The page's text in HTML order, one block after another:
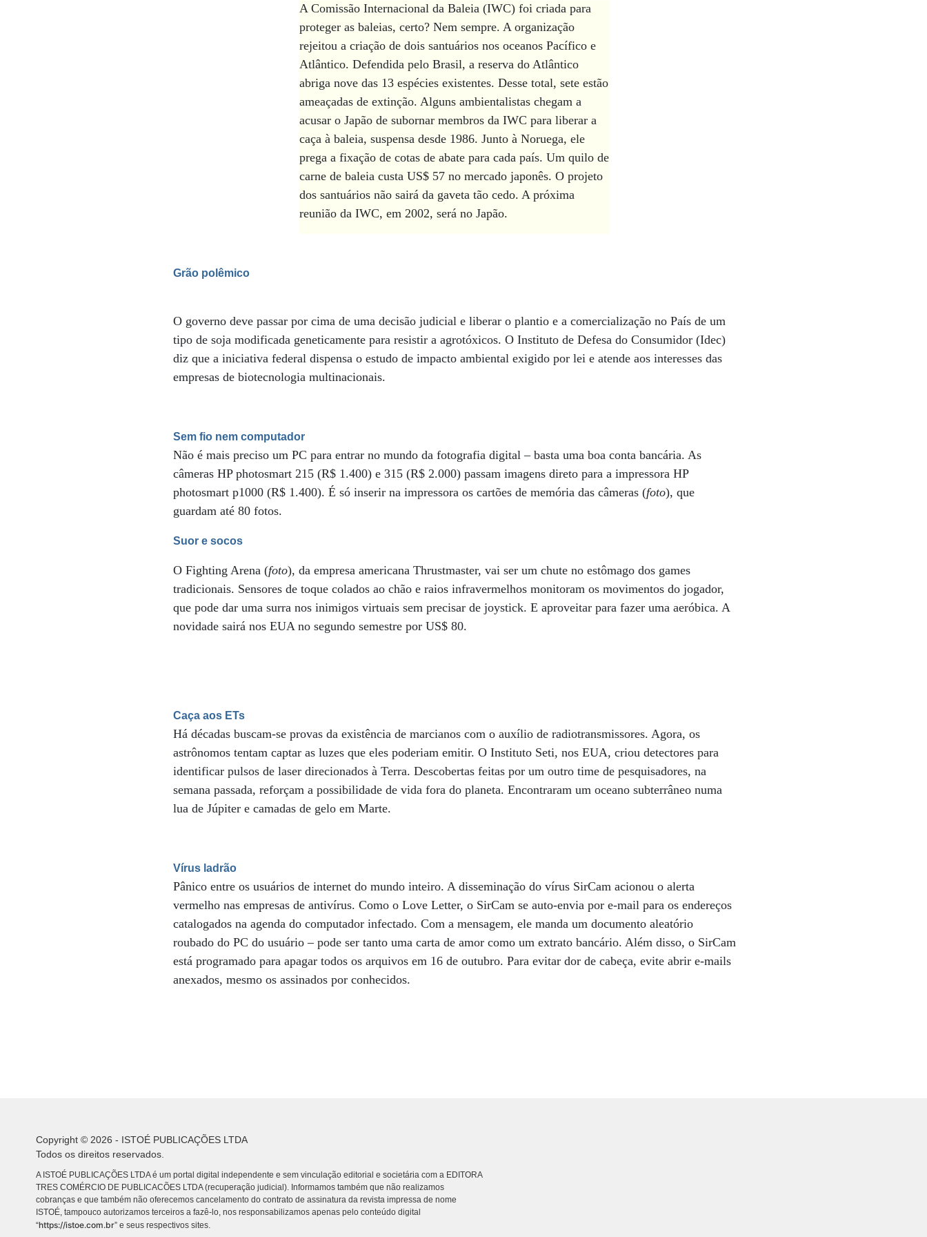
A Comissão Internacional da Baleia (IWC) foi criada para
proteger as baleias, certo? Nem sempre. A organização
rejeitou a criação de dois santuários nos oceanos Pacífico e
Atlântico. Defendida pelo Brasil, a reserva do Atlântico
abriga nove das 13 espécies existentes. Desse total, sete estão
ameaçadas de extinção. Alguns ambientalistas chegam a
acusar o Japão de subornar membros da IWC para liberar a
caça à baleia, suspensa desde 1986. Junto à Noruega, ele
prega a fixação de cotas de abate para cada país. Um quilo de
carne de baleia custa US$ 57 no mercado japonês. O projeto
dos santuários não sairá da gaveta tão cedo. A próxima
reunião da IWC, em 2002, será no Japão.
Grão polêmico
O governo deve passar por cima de uma decisão judicial e liberar o plantio e a comercialização no País de um
tipo de soja modificada geneticamente para resistir a agrotóxicos. O Instituto de Defesa do Consumidor (Idec)
diz que a iniciativa federal dispensa o estudo de impacto ambiental exigido por lei e atende aos interesses das
empresas de biotecnologia multinacionais.
Sem fio nem computador
Não é mais preciso um PC para entrar no mundo da fotografia digital – basta uma boa conta bancária. As
câmeras HP photosmart 215 (R$ 1.400) e 315 (R$ 2.000) passam imagens direto para a impressora HP
photosmart p1000 (R$ 1.400). É só inserir na impressora os cartões de memória das câmeras (foto), que
guardam até 80 fotos.
Suor e socos
O Fighting Arena (foto), da empresa americana Thrustmaster, vai ser um chute no estômago dos games
tradicionais. Sensores de toque colados ao chão e raios infravermelhos monitoram os movimentos do jogador,
que pode dar uma surra nos inimigos virtuais sem precisar de joystick. E aproveitar para fazer uma aeróbica. A
novidade sairá nos EUA no segundo semestre por US$ 80.
Caça aos ETs
Há décadas buscam-se provas da existência de marcianos com o auxílio de radiotransmissores. Agora, os
astrônomos tentam captar as luzes que eles poderiam emitir. O Instituto Seti, nos EUA, criou detectores para
identificar pulsos de laser direcionados à Terra. Descobertas feitas por um outro time de pesquisadores, na
semana passada, reforçam a possibilidade de vida fora do planeta. Encontraram um oceano subterrâneo numa
lua de Júpiter e camadas de gelo em Marte.
Vírus ladrão
Pânico entre os usuários de internet do mundo inteiro. A disseminação do vírus SirCam acionou o alerta
vermelho nas empresas de antivírus. Como o Love Letter, o SirCam se auto-envia por e-mail para os endereços
catalogados na agenda do computador infectado. Com a mensagem, ele manda um documento aleatório
roubado do PC do usuário – pode ser tanto uma carta de amor como um extrato bancário. Além disso, o SirCam
está programado para apagar todos os arquivos em 16 de outubro. Para evitar dor de cabeça, evite abrir e-mails
anexados, mesmo os assinados por conhecidos.
Copyright © 2026 - ISTOÉ PUBLICAÇÕES LTDA
Todos os direitos reservados.
A ISTOÉ PUBLICAÇÕES LTDA é um portal digital independente e sem vinculação editorial e societária com a EDITORA
TRES COMÉRCIO DE PUBLICACÕES LTDA (recuperação judicial). Informamos também que não realizamos
cobranças e que também não oferecemos cancelamento do contrato de assinatura da revista impressa de nome
ISTOÉ, tampouco autorizamos terceiros a fazê-lo, nos responsabilizamos apenas pelo conteúdo digital
“https://istoe.com.br” e seus respectivos sites.